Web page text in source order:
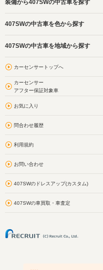
装備から407SWの中古車を探す
407SWの中古車を色から探す
407SWの中古車を地域から探す
カーセンサートップへ
カーセンサー
アフター保証対象車
お気に入り
問合わせ履歴
利用規約
お問い合わせ
407SWのドレスアップ(カスタム)
407SWの車買取・車査定